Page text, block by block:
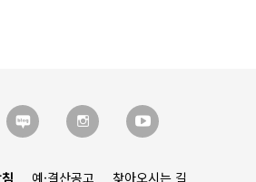
예·결산공고 찾아오시는 길